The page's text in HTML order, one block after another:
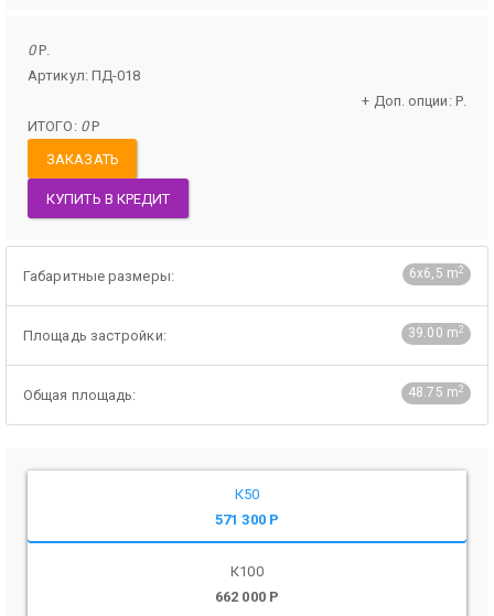
0Р.
Артикул: ПД-018
+ Доп. опции: Р.
ИТОГО: 0Р
ЗАКАЗАТЬ
КУПИТЬ В КРЕДИТ
6х6,5 m2
Габаритные размеры:
39.00 m2
Площадь застройки:
48.75 m2
Общая площадь:
К50
571 300 Р
К100
662 000 Р